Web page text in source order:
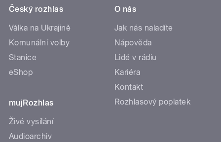
Český rozhlas
Válka na Ukrajině
Komunální volby
Stanice
eShop
mujRozhlas
Živé vysílání
Audioarchiv
O nás
Jak nás naladíte
Nápověda
Lidé v rádiu
Kariéra
Kontakt
Rozhlasový poplatek